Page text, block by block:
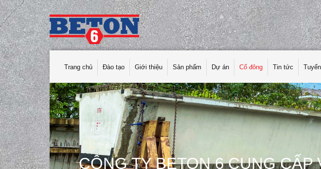
Trang chủ Đào tạo Giới thiệu Sản phẩm Dự án Cổ đông Tin tức
CÔNG TY BETON 6 CUNG CẤP